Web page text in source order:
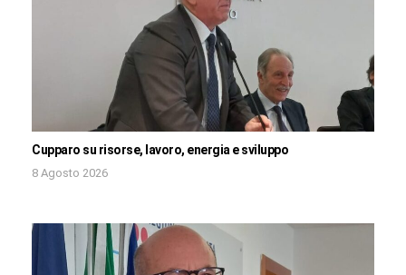
Cupparo su risorse, lavoro, energia e sviluppo
8 Agosto 2026